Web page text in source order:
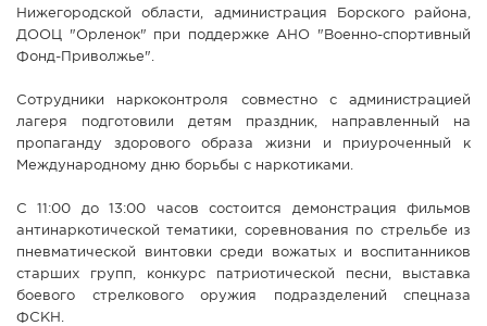
Нижегородской области, администрация Борского района,
ДООЦ "Орленок" при поддержке АНО "Военно-спортивный
Фонд-Приволжье".
Сотрудники наркоконтроля совместно с администрацией
лагеря подготовили детям праздник, направленный на
пропаганду здорового образа жизни и приуроченный к
Международному дню борьбы с наркотиками.
С 11:00 до 13:00 часов состоится демонстрация фильмов
антинаркотической тематики, соревнования по стрельбе из
пневматической винтовки среди вожатых и воспитанников
старших групп, конкурс патриотической песни, выставка
боевого стрелкового оружия подразделений спецназа
ФСКН.